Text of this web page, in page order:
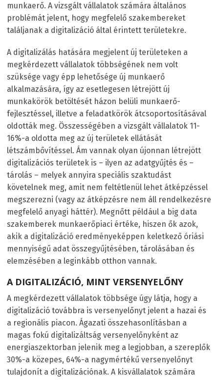
munkaerő. A vizsgált vállalatok számára általános
problémát jelent, hogy megfelelő szakembereket
találjanak a digitalizáció által érintett területekre.
A digitalizálás hatására megjelent új területeken a
megkérdezett vállalatok többségének nem volt
szüksége vagy épp lehetősége új munkaerő
alkalmazására, így az esetlegesen létrejött új
munkakörök betöltését házon belüli munkaerő-
fejlesztéssel, illetve a feladatkörök átcsoportosításával
oldották meg. Összességében a vizsgált vállalatok 11-
16%-a oldotta meg az új területek ellátását
létszámbővítéssel. Ám vannak olyan újonnan létrejött
digitalizációs területek is – ilyen az adatgyűjtés és –
tárolás – melyek annyira speciális szaktudást
követelnek meg, amit nem feltétlenül lehet átképzéssel
megszerezni (vagy az átképzésre nem áll rendelkezésre
megfelelő anyagi háttér). Megnőtt például a big data
szakemberek munkaerőpiaci értéke, hiszen ők azok,
akik a digitalizáció eredményeképpen keletkező óriási
mennyiségű adat összegyűjtésében, tárolásában és
elemzésében a leginkább otthon vannak.
A DIGITALIZÁCIÓ, MINT VERSENYELŐNY
A megkérdezett vállalatok többsége úgy látja, hogy a
digitalizáció továbbra is versenyelőnyt jelent a hazai és
a regionális piacon. Ágazati összehasonlításban a
magas fokú digitalizáltság versenyelőnyként az
energiaszektorban jelenik meg a legjobban, a szereplők
30%-a közepes, 64%-a nagymértékű versenyelőnyt
tulajdonít a digitalizációnak. A kisvállalatok számára